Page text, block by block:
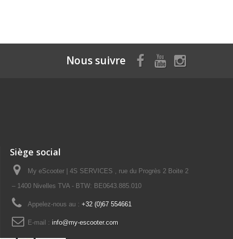
Nous suivre
Siège social
My eScooter | 4S SERVICES , rue du Progrès 2 Boite 2
– 1400 Nivelles TVA - BTW: BE0643.885.010
Appelez-nous au : +32 (0)67 554661
E-mail : info@my-escooter.com